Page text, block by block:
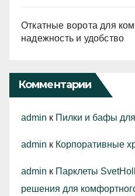
Откатные ворота для
надежность и удобство
Комментарии
admin к Пилки и бафы
admin к Корпоративные
admin к Парклеты
решения для